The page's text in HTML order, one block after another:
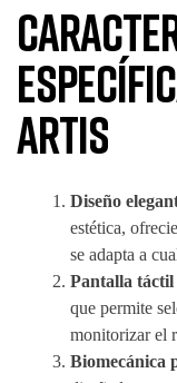
Artis
Diseño
estética,
se adapta a
Pantalla
que permite
monitorizar el
Biomecánica